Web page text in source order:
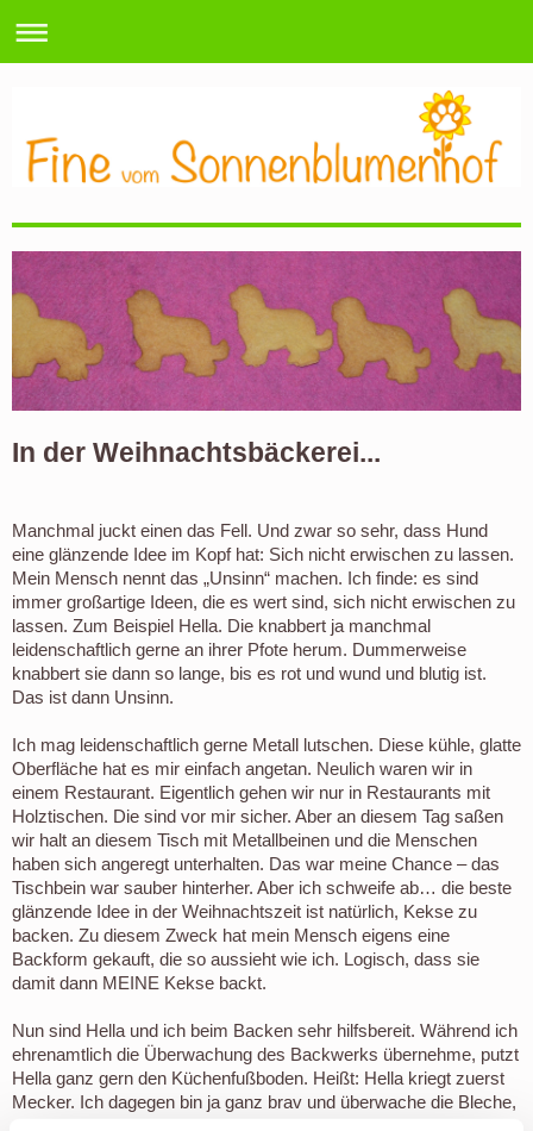
In der Weihnachtsbäckerei...
Manchmal juckt einen das Fell. Und zwar so sehr, dass Hund
eine glänzende Idee im Kopf hat: Sich nicht erwischen zu lassen.
Mein Mensch nennt das „Unsinn“ machen. Ich finde: es sind
immer großartige Ideen, die es wert sind, sich nicht erwischen zu
lassen. Zum Beispiel Hella. Die knabbert ja manchmal
leidenschaftlich gerne an ihrer Pfote herum. Dummerweise
knabbert sie dann so lange, bis es rot und wund und blutig ist.
Das ist dann Unsinn.
Ich mag leidenschaftlich gerne Metall lutschen. Diese kühle, glatte
Oberfläche hat es mir einfach angetan. Neulich waren wir in
einem Restaurant. Eigentlich gehen wir nur in Restaurants mit
Holztischen. Die sind vor mir sicher. Aber an diesem Tag saßen
wir halt an diesem Tisch mit Metallbeinen und die Menschen
haben sich angeregt unterhalten. Das war meine Chance – das
Tischbein war sauber hinterher. Aber ich schweife ab… die beste
glänzende Idee in der Weihnachtszeit ist natürlich, Kekse zu
backen. Zu diesem Zweck hat mein Mensch eigens eine
Backform gekauft, die so aussieht wie ich. Logisch, dass sie
damit dann MEINE Kekse backt.
Nun sind Hella und ich beim Backen sehr hilfsbereit. Während ich
ehrenamtlich die Überwachung des Backwerks übernehme, putzt
Hella ganz gern den Küchenfußboden. Heißt: Hella kriegt zuerst
Mecker. Ich dagegen bin ja ganz brav und überwache die Bleche,